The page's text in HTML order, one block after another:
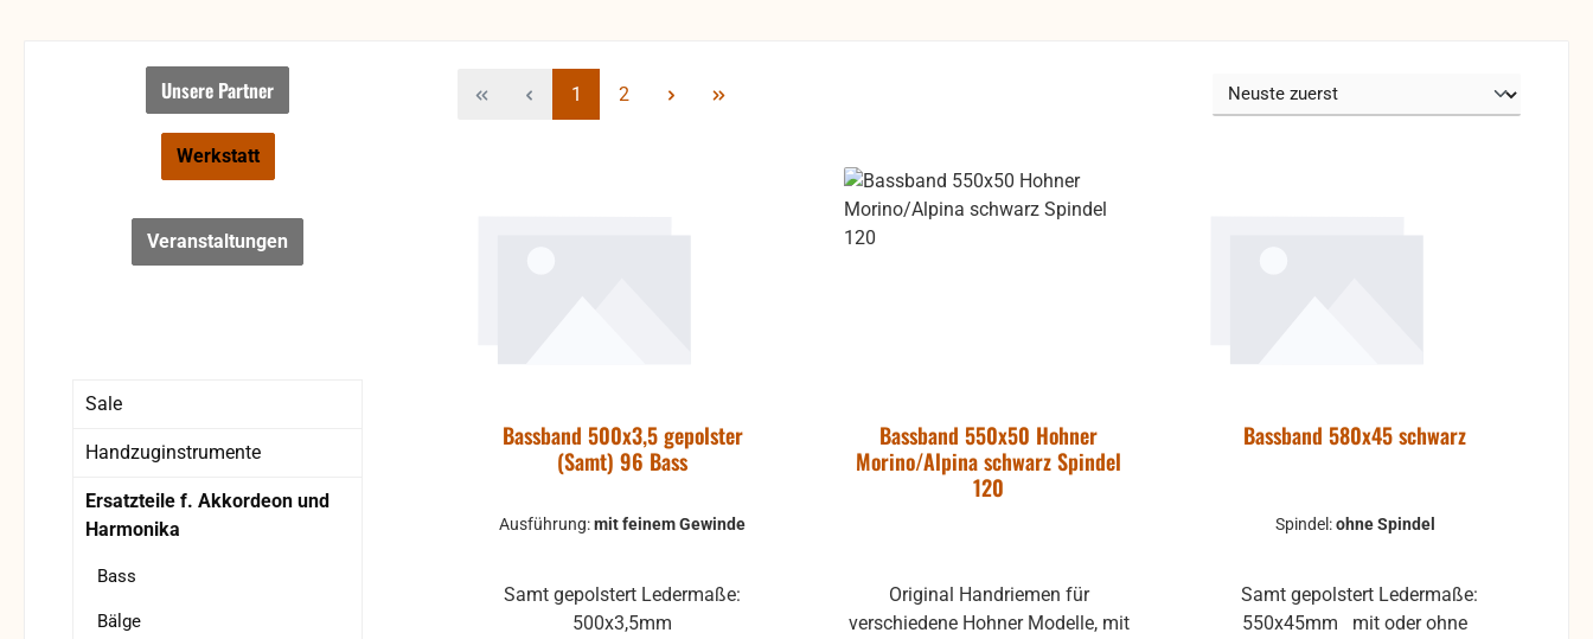
Unsere Partner
Werkstatt
Veranstaltungen
Sale
Handzuginstrumente
Ersatzteile f. Akkordeon und
Harmonika
Bass
Bälge
Seite
1 Seite
2
Bassband 500x3,5 gepolster
(Samt) 96 Bass
Ausführung:mit feinem Gewinde
Samt gepolstert Ledermaße:
500x3,5mm
Bassband 550x50 Hohner
Morino/Alpina schwarz Spindel
120
Original Handriemen für
verschiedene Hohner Modelle, mit
Bassband 580x45 schwarz
Spindel:ohne Spindel
Samt gepolstert Ledermaße:
550x45mm mit oder ohne